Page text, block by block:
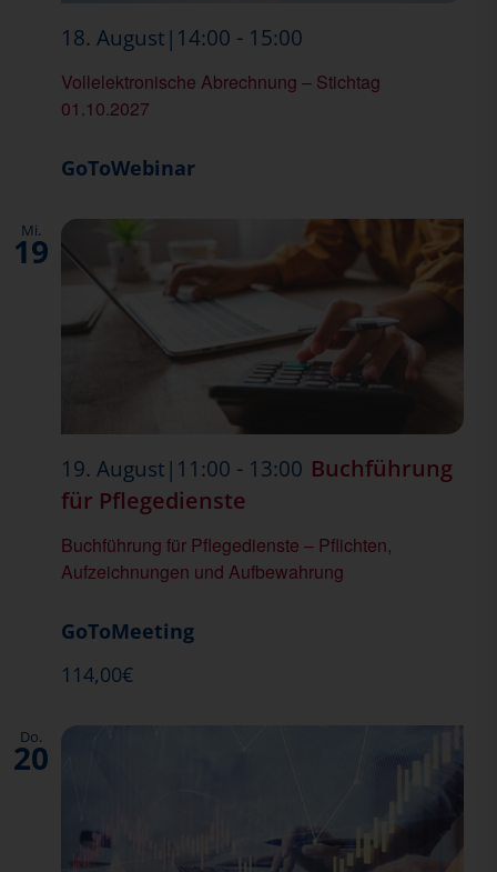
Vollelektronische Abrechnung – Stichtag
01.10.2027
18. August|14:00 - 15:00
GoToWebinar
Mi.
19
Buchführung für Pflegedienste – Pflichten,
Aufzeichnungen und Aufbewahrung
19. August|11:00 - 13:00 Buchführung
für Pflegedienste
GoToMeeting
114,00€
Do.
20